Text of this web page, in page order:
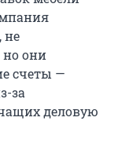
не
но они
счеты —
за
деловую